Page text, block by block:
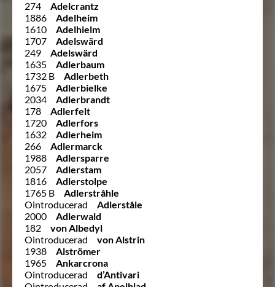
274
Adelcrantz
1886
Adelheim
1610
Adelhielm
1707
Adelswärd
249
Adelswärd
1635
Adlerbaum
1732 B
Adlerbeth
1675
Adlerbielke
2034
Adlerbrandt
178
Adlerfelt
1720
Adlerfors
1632
Adlerheim
266
Adlermarck
1988
Adlersparre
2057
Adlerstam
1816
Adlerstolpe
1765 B
Adlerstråhle
Ointroducerad
Adlerståle
2000
Adlerwald
182
von Albedyl
Ointroducerad
von Alstrin
1938
Alströmer
1965
Ankarcrona
Ointroducerad
d’Antivari